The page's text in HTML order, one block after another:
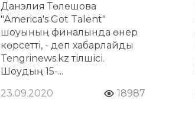
Данэлия Төлешова
"America's Got Talent"
шоуының финалында өнер
көрсетті, - деп хабарлайды
Tengrinews.kz тілшісі.
Шоудың 15-...
23.09.2020
18987